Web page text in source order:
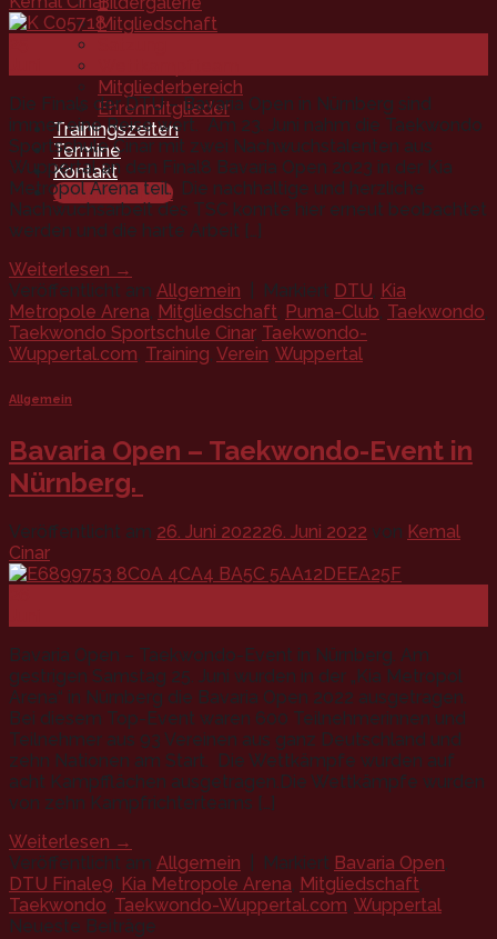
Mitgliedschaft
Mitgliederbereich
Ehrenmitglieder
Trainingszeiten
Termine
Kontakt
Mitgliedschaft
Die Finals der DTU – Bavaria Open in Nürnberg sind
immer eine Reise wert. Am 23. Juni nahm die Taekwondo
Sportschule Cinar mit zwei Nachwuchstalenten aus
Wuppertal an den Final8 Bavaria Open 2023 in der Kia
Metropol Arena teil. Die nachhaltige und herzliche
Nachwuchsarbeit des TSC konnte hier erneut beobachtet
werden und die harte Arbeit […]
Weiterlesen →
Veröffentlicht am Allgemein Markiert DTU, Kia
Metropole Arena, Mitgliedschaft, Puma-Club, Taekwondo,
Taekwondo Sportschule Cinar, Taekwondo-
Wuppertal.com, Training, Verein, Wuppertal
Allgemein
Bavaria Open – Taekwondo-Event in
Nürnberg.
Veröffentlicht am 26. Juni 202226. Juni 2022 von Kemal
Cinar
Bavaria Open – Taekwondo-Event in Nürnberg. Am
gestrigen Samstag 25. Juni wurden in der „Kia Metropol
Arena“ in Nürnberg die Bavaria Open 2022 ausgetragen.
Bei diesem Top-Event waren 600 Teilnehmerinnen und
Teilnehmer aus 93 Vereinen aus ganz Deutschland und
zehn Nationen am Start. Die Wettkämpfe wurden auf
acht Kampfflächen ausgetragen.Die Wettkämpfe wurden
von zehn Kampfrichterteams […]
Weiterlesen →
Veröffentlicht am Allgemein Markiert Bavaria Open,
DTU Finale9, Kia Metropole Arena, Mitgliedschaft,
Taekwondo, Taekwondo-Wuppertal.com, Wuppertal
Neueste Beiträge